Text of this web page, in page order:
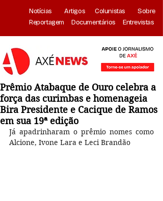
Notícias Artigos Colunistas
Sobre
Reportagem
Documentários Entrevistas
Prêmio Atabaque de Ouro celebra a
força das curimbas e homenageia
Bira Presidente e Cacique de Ramos
em sua 19ª edição
Já apadrinharam o prêmio nomes como
Alcione, Ivone Lara e Leci Brandão